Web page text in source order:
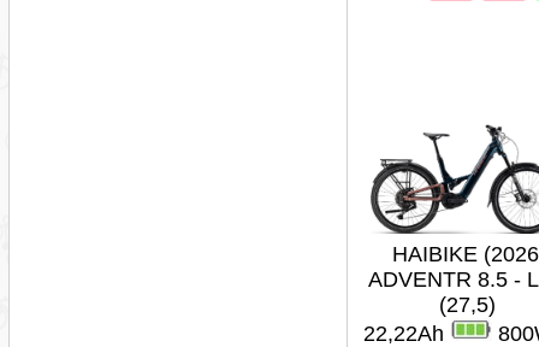
HAIBIKE
ADVENTR 8.5 -
(27,5)
22,22Ah